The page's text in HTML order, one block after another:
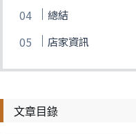
總結
店家資訊
文章目錄